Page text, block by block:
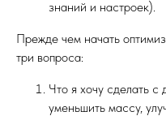
знаний и настроек).
Прежде чем начать
три вопроса:
Что я хочу сделать с
уменьшить массу,